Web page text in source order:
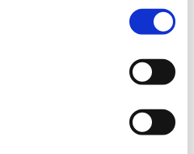
at jeg sidste år gik til
en stærkere, mere
organisation, og det
nutidens krav og